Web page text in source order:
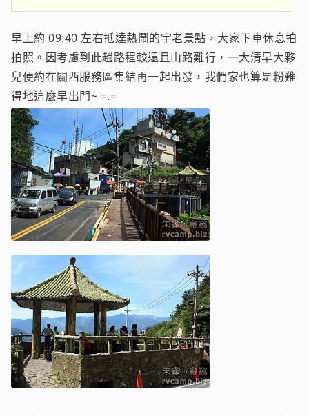
早上約 09:40 左右抵達熱鬧的宇老景點，大家下車休息拍
拍照。因考慮到此趟路程較遠且山路難行，一大清早大夥
兒便約在關西服務區集結再一起出發，我們家也算是粉難
得地這麼早出門~ =.=